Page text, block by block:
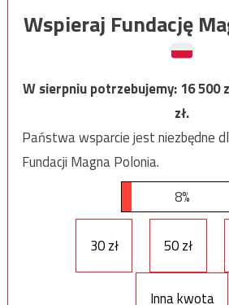
Wspieraj Fundację
W sierpniu potrzebujemy:16 500
zł.
Państwa wsparcie jest niezbędne
Fundacji Magna Polonia.
8%
30 zł 50 zł
Inna kwota